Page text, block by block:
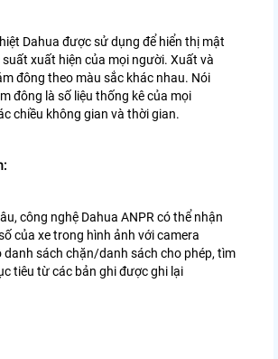
Dahua được sử dụng để hiển thị mật
suất xuất hiện của mọi người. Xuất và
đông theo màu sắc khác nhau. Nói
đông là số liệu thống kê của mọi
chiều không gian và thời gian.
công nghệ Dahua ANPR có thể nhận
của xe trong hình ảnh với camera
danh sách chặn/danh sách cho phép, tìm
tiêu từ các bản ghi được ghi lại